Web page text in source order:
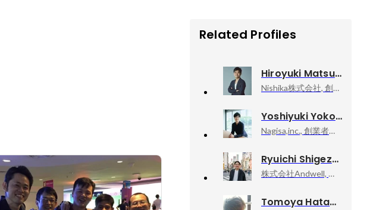
Related Profiles
Hiroyuki Matsuda
Nishika株式会社, 創業者 / 代表取締役 CTO
Yoshiyuki Yokoyama
Nagisa,inc., 創業者 代表取締役社長
Ryuichi Shigezaki
株式会社Andwell, 代表取締役
Tomoya Hatano